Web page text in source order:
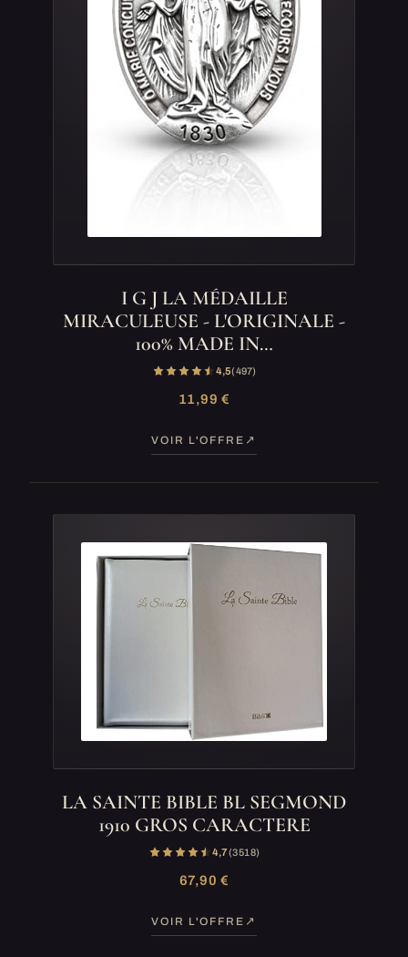
I G J LA MÉDAILLE
MIRACULEUSE - L'ORIGINALE -
100% MADE IN…
4,5(497)
11,99 €
VOIR L'OFFRE
LA SAINTE BIBLE BL SEGMOND
1910 GROS CARACTERE
4,7(3 518)
67,90 €
VOIR L'OFFRE